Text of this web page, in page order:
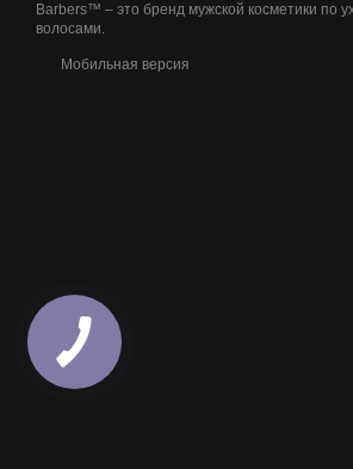
Barbers™ – это бренд мужской косметики по
волосами.
Мобильная версия